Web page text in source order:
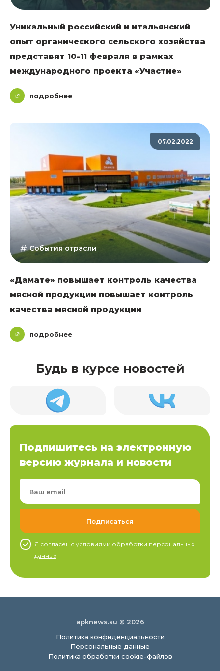
Уникальный российский и итальянский
опыт органического сельского хозяйства
представят 10-11 февраля в рамках
международного проекта «Участие»
подробнее
07.02.2022
События отрасли
«Дамате» повышает контроль качества
мясной продукции повышает контроль
качества мясной продукции
подробнее
Будь в курсе новостей
Подпишитесь на электронную
версию журнала и новости
Я согласен c условиями обработки персональных
данных
apknews.su © 2026
Политика конфиденциальности
Персональные данные
Политика обработки cookie-файлов